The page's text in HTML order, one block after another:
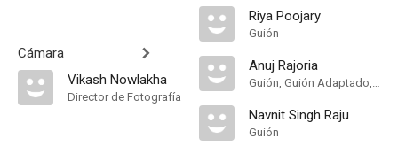
Cámara
Vikash Nowlakha
Director de Fotografía
Riya Poojary
Guión
Anuj Rajoria
Guión, Guión Adaptado, Adaptation
Navnit Singh Raju
Guión